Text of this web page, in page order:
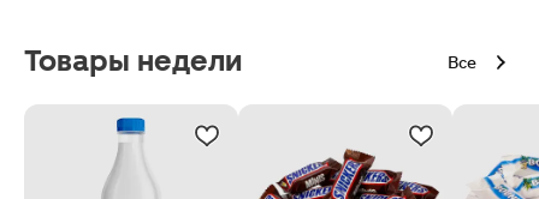
Товары недели Все